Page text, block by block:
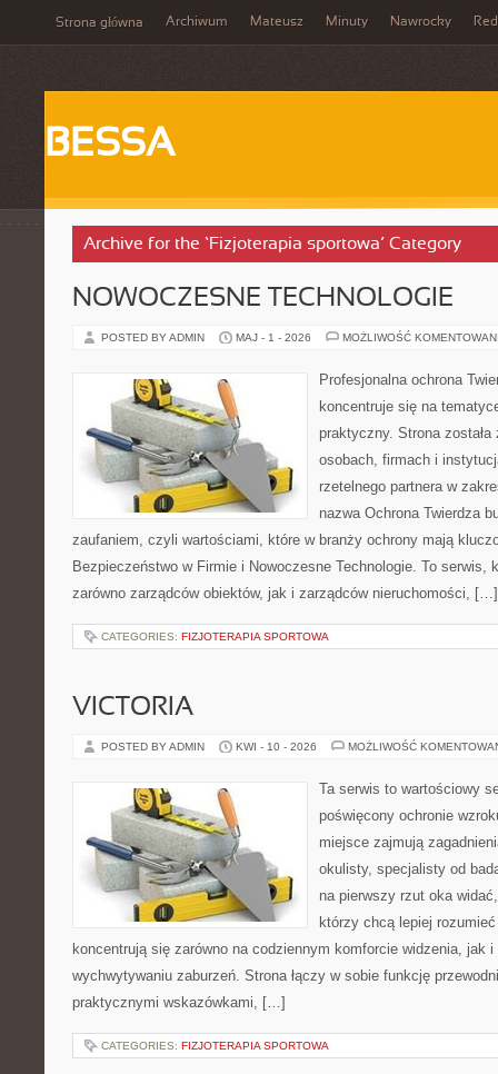
Strona główna Archiwum Mateusz Minuty Nawrocky
BESSA
Archive for the ‘Fizjoterapia sportowa’ Category
NOWOCZESNE TECHNOLOGIE
POSTED BY ADMIN MAJ - 1 - 2026 MOŻLIWOŚĆ
Profesjonalna ochrona
koncentruje się na
praktyczny. Strona
osobach, firmach i
rzetelnego partnera w
nazwa Ochrona Twierdza
zaufaniem, czyli wartościami, które w branży ochrony mają
Bezpieczeństwo w Firmie i Nowoczesne Technologie. To serwis,
zarówno zarządców obiektów, jak i zarządców nieruchomości, […]
CATEGORIES: FIZJOTERAPIA SPORTOWA
VICTORIA
POSTED BY ADMIN KWI - 10 - 2026 MOŻLIWOŚĆ
Ta serwis to wartościowy
poświęcony ochronie
miejsce zajmują
okulisty, specjalisty od
na pierwszy rzut oka
którzy chcą lepiej
koncentrują się zarówno na codziennym komforcie widzenia, jak
wychwytywaniu zaburzeń. Strona łączy w sobie funkcję
praktycznymi wskazówkami, […]
CATEGORIES: FIZJOTERAPIA SPORTOWA